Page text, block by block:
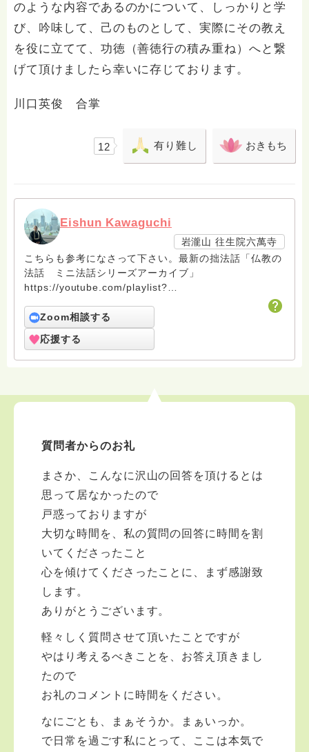
のような内容であるのかについて、しっかりと学
び、吟味して、己のものとして、実際にその教え
を役に立てて、功徳（善徳行の積み重ね）へと繋
げて頂けましたら幸いに存じております。
川口英俊 合掌
12 有り難し おきもち
Eishun Kawaguchi
岩瀧山 往生院六萬寺
こちらも参考になさって下さい。最新の拙法話「仏教の
法話 ミニ法話シリーズアーカイブ」
https://youtube.com/playlist?
Zoom相談する
応援する
質問者からのお礼
まさか、こんなに沢山の回答を頂けるとは
思って居なかったので
戸惑っておりますが
大切な時間を、私の質問の回答に時間を割
いてくださったこと
心を傾けてくださったことに、まず感謝致
します。
ありがとうございます。
軽々しく質問させて頂いたことですが
やはり考えるべきことを、お答え頂きまし
たので
お礼のコメントに時間をください。
なにごとも、まぁそうか。まぁいっか。
で日常を過ごす私にとって、ここは本気で